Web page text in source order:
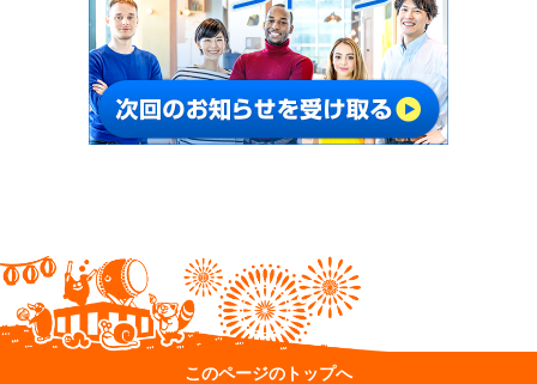
このページのトップへ